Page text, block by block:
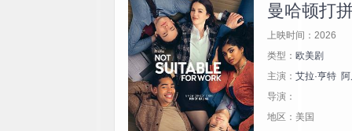
曼哈顿打
上映时间：2026
类型： 欧美剧
主演： 艾拉·亨特
导演：
地区：美国